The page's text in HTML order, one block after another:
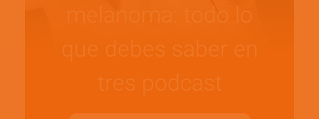
melanoma: todo lo
que debes saber en
tres podcast